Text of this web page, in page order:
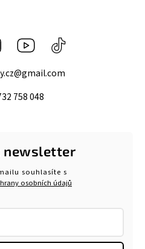
Instagram https://www.youtube.com/
navlnetrendu5284
@gmail.com
758 048
newsletter
souhlasíte s
osobních údajů